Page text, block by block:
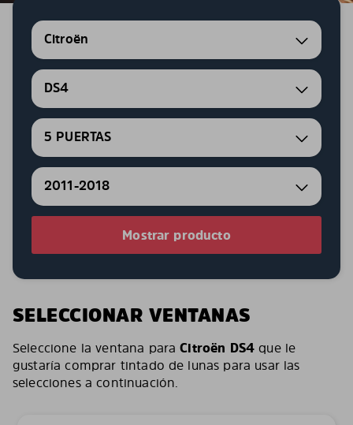
Citroën
DS4
5 PUERTAS
2011-2018
Mostrar producto
SELECCIONAR VENTANAS
Seleccione la ventana paraCitroën DS4 que le
gustaría comprar tintado de lunas para usar las
selecciones a continuación.